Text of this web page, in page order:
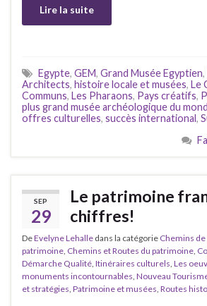
Lire la suite
Egypte, GEM, Grand Musée Egyptien,
Architects, histoire locale et musées, Le
Communs, Les Pharaons, Pays créatifs,
plus grand musée archéologique du
offres culturelles, succès international,
SEP
29
Le patrimoine
chiffres!
DeEvelyne Lehalle dans la catégorie Chemins
patrimoine, Chemins et Routes du patrimoine,
Démarche Qualité, Itinéraires culturels, Les
monuments incontournables, Nouveau
et stratégies, Patrimoine et musées, Routes